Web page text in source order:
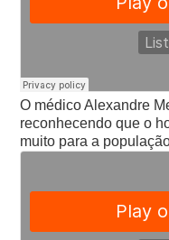
O médico Alexandre
reconhecendo que o
muito para a